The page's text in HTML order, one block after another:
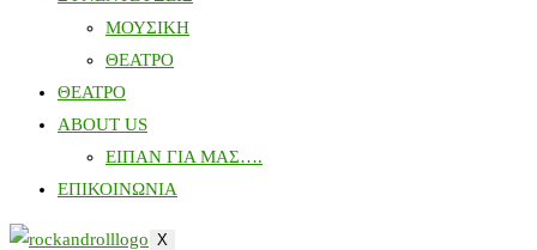
ΜΟΥΣΙΚΗ
ΘΕΑΤΡΟ
ΘΕΑΤΡΟ
ABOUT US
ΕΙΠΑΝ ΓΙΑ ΜΑΣ….
ΕΠΙΚΟΙΝΩΝΙΑ
X